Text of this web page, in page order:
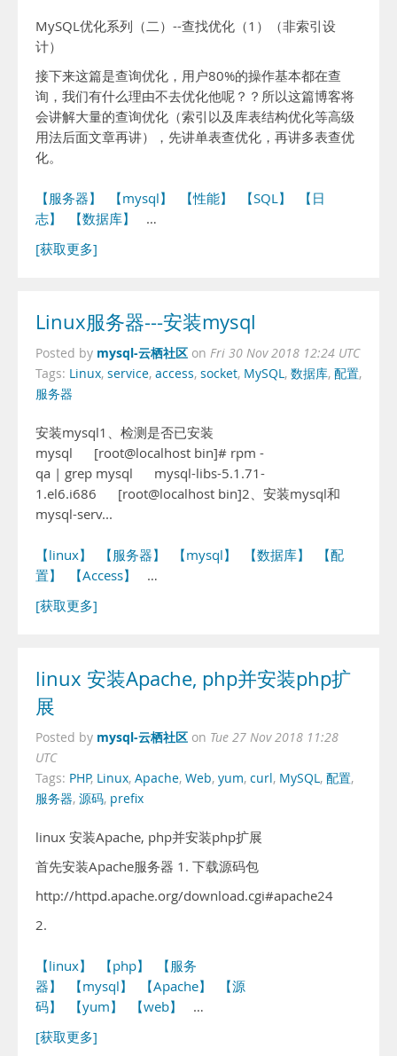
MySQL优化系列（二）--查找优化（1）（非索引设
计）
接下来这篇是查询优化，用户80%的操作基本都在查
询，我们有什么理由不去优化他呢？？所以这篇博客将
会讲解大量的查询优化（索引以及库表结构优化等高级
用法后面文章再讲），先讲单表查优化，再讲多表查优
化。
【服务器】 【mysql】 【性能】 【SQL】
【日
志】
【数据库】
…
[获取更多]
Linux服务器---安装mysql
Posted by mysql-云栖社区 on Fri 30 Nov 2018 12:24 UTC
Tags: Linux, service, access, socket, MySQL, 数据库, 配置,
服务器
安装mysql1、检测是否已安装
mysql [root@localhost bin]# rpm -
qa | grep mysql mysql-libs-5.1.71-
1.el6.i686 [root@localhost bin]2、安装mysql和
mysql-serv...
【linux】 【服务器】 【mysql】 【数据库】
【配
置】
【Access】
…
[获取更多]
linux 安装Apache, php并安装php扩
展
Posted by mysql-云栖社区 on Tue 27 Nov 2018 11:28
UTC
Tags: PHP, Linux, Apache, Web, yum, curl, MySQL, 配置,
服务器, 源码, prefix
linux 安装Apache, php并安装php扩展
首先安装Apache服务器 1. 下载源码包
http://httpd.apache.org/download.cgi#apache24
2.
【linux】 【php】
【服务
器】
【mysql】 【Apache】
【源
码】
【yum】 【web】
…
[获取更多]